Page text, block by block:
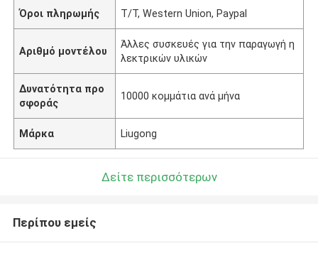
Όροι πληρωμής T/T, Western Union, Paypal
Αριθμό μοντέλου
Άλλες συσκευές για την παραγωγή η
λεκτρικών υλικών
Δυνατότητα προ
σφοράς
10000 κομμάτια ανά μήνα
Μάρκα Liugong
Δείτε περισσότερων
Περίπου εμείς